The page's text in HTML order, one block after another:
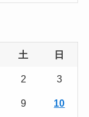
土 日
2 3
9 10